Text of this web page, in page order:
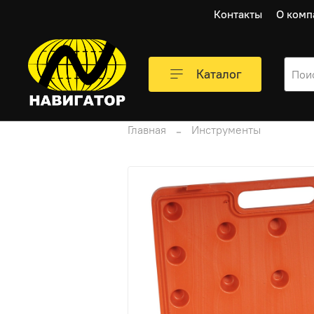
Контакты О
Каталог
Главная Инструменты